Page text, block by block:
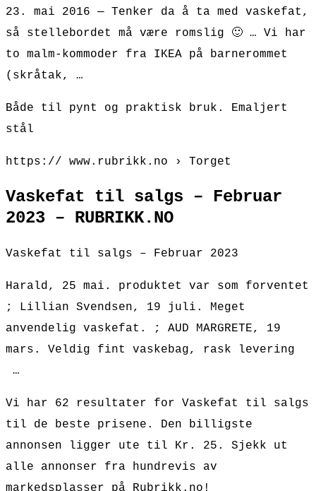
23. mai 2016 — Tenker da å ta med vaskefat,
så stellebordet må være romslig 🙂 … Vi har
to malm-kommoder fra IKEA på barnerommet
(skråtak, …
Både til pynt og praktisk bruk. Emaljert
stål
https:// www.rubrikk.no › Torget
Vaskefat til salgs – Februar
2023 – RUBRIKK.NO
Vaskefat til salgs – Februar 2023
Harald, 25 mai. produktet var som forventet
; Lillian Svendsen, 19 juli. Meget
anvendelig vaskefat. ; AUD MARGRETE, 19
mars. Veldig fint vaskebag, rask levering
…
Vi har 62 resultater for Vaskefat til salgs
til de beste prisene. Den billigste
annonsen ligger ute til Kr. 25. Sjekk ut
alle annonser fra hundrevis av
markedsplasser på Rubrikk.no!